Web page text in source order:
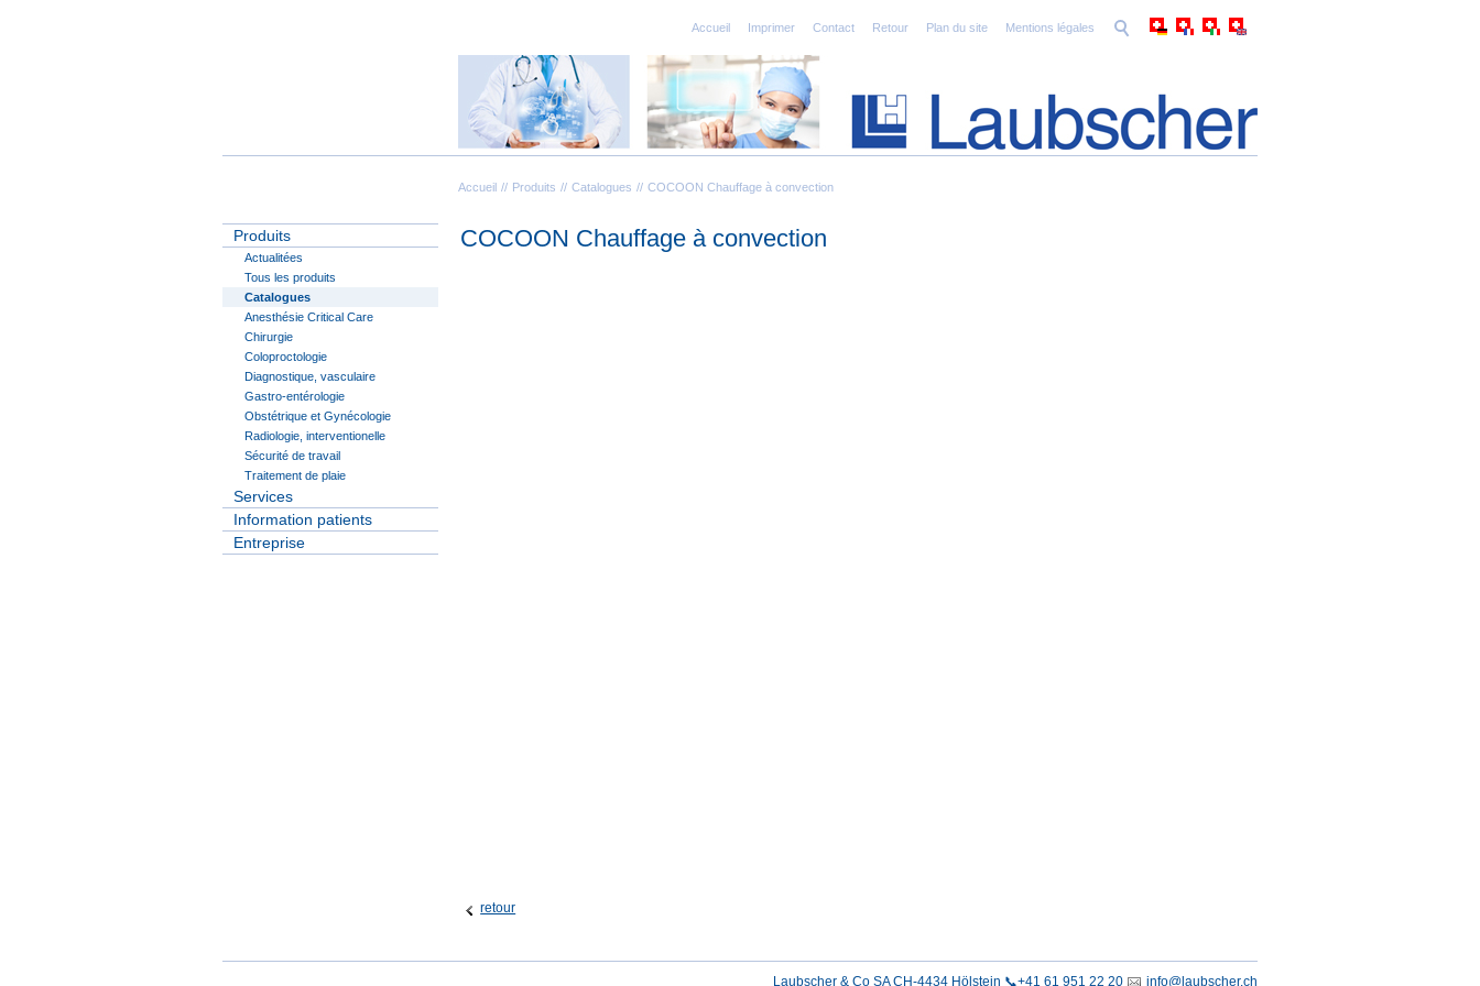
Accueil Imprimer Contact Retour Plan du site Mentions légales
Accueil Produits Catalogues COCOON Chauffage à convection
Produits
Actualitées
Tous les produits
Catalogues
Anesthésie Critical Care
Chirurgie
Coloproctologie
Diagnostique, vasculaire
Gastro-entérologie
Obstétrique et Gynécologie
Radiologie, interventionelle
Sécurité de travail
Traitement de plaie
Services
Information patients
Entreprise
COCOON Chauffage à convection
retour
Laubscher & Co SA CH-4434 Hölstein 📞+41 61 951 22 20 info@laubscher.ch